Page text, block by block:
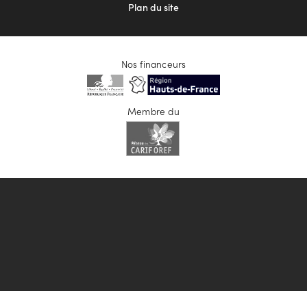
Plan du site
Nos financeurs
Membre du